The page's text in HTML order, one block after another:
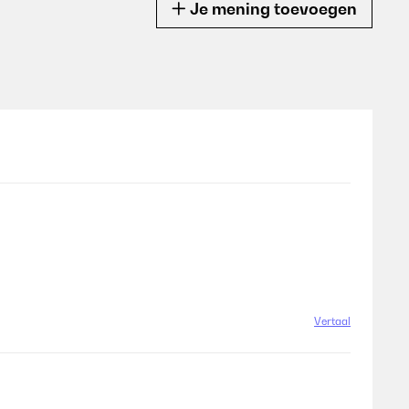
Je mening toevoegen
Vertaal